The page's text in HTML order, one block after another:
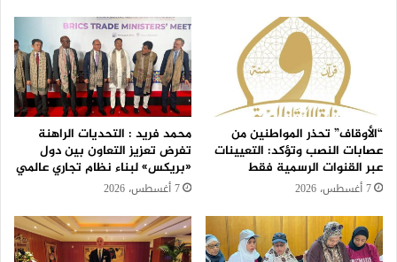
“الأوقاف” تحذر المواطنين من
عصابات النصب وتؤكد: التعيينات
عبر القنوات الرسمية فقط
7 أغسطس، 2026
محمد فريد : التحديات الراهنة
تفرض تعزيز التعاون بين دول
«بريكس» لبناء نظام تجاري عالمي
7 أغسطس، 2026